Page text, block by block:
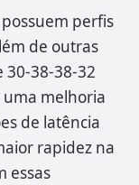
perfis
de outras
30-38-38-32
uma melhoria
de latência
rapidez na
essas